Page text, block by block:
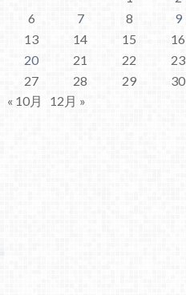
6
7 8 9
13
14 15 16
20
21 22 23
27
28 29
30
« 10月
12月 »